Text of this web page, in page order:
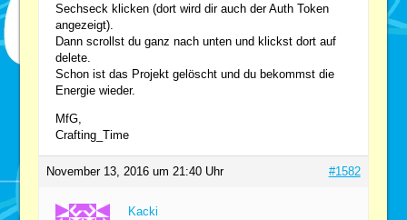
Sechseck klicken (dort wird dir auch der Auth Token
angezeigt).
Dann scrollst du ganz nach unten und klickst dort auf
delete.
Schon ist das Projekt gelöscht und du bekommst die
Energie wieder.
MfG,
Crafting_Time
November 13, 2016 um 21:40 Uhr #1582
Kacki